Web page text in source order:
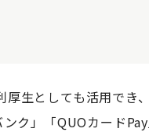
厚生としても活用で
ク」「QUOカード